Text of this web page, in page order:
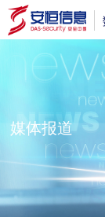
媒体报道